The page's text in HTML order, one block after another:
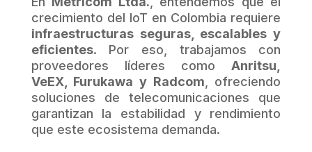
crecimiento del IoT en Colombia requiere
infraestructuras seguras, escalables y
eficientes. Por eso, trabajamos con
proveedores líderes comoAnritsu,
VeEX, Furukawa y Radcom , ofreciendo
soluciones de telecomunicaciones que
garantizan la estabilidad y rendimiento
que este ecosistema demanda.